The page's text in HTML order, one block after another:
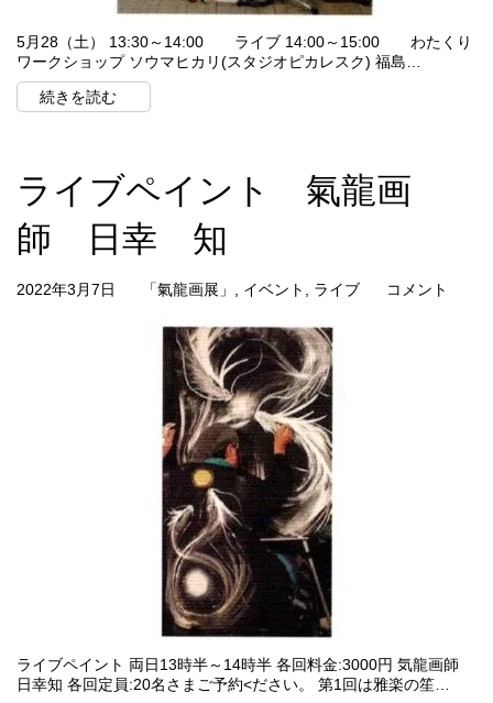
5月28（土） 13:30～14:00 ライブ 14:00～15:00 わたくり
ワークショップ ソウマヒカリ(スタジオピカレスク) 福島…
続きを読む
ライブペイント 氣龍画
師 日幸 知
2022年3月7日 「氣龍画展」 イベント ライブ コメント
ライブペイント 両日13時半～14時半 各回料金:3000円 気龍画師
日幸知 各回定員:20名さまご予約<ださい。 第1回は雅楽の笙…